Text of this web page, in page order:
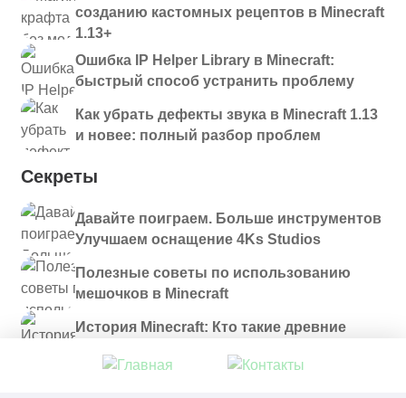
созданию кастомных рецептов в Minecraft
1.13+
Ошибка IP Helper Library в Minecraft:
быстрый способ устранить проблему
Как убрать дефекты звука в Minecraft 1.13
и новее: полный разбор проблем
Секреты
Давайте поиграем. Больше инструментов
Улучшаем оснащение 4Ks Studios
Полезные советы по использованию
мешочков в Minecraft
История Minecraft: Кто такие древние